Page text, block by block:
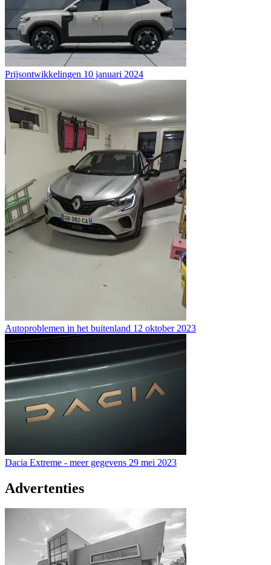
Prijsontwikkelingen 10 januari 2024
Autoproblemen in het buitenland 12 oktober 2023
Dacia Extreme - meer gegevens 29 mei 2023
Advertenties